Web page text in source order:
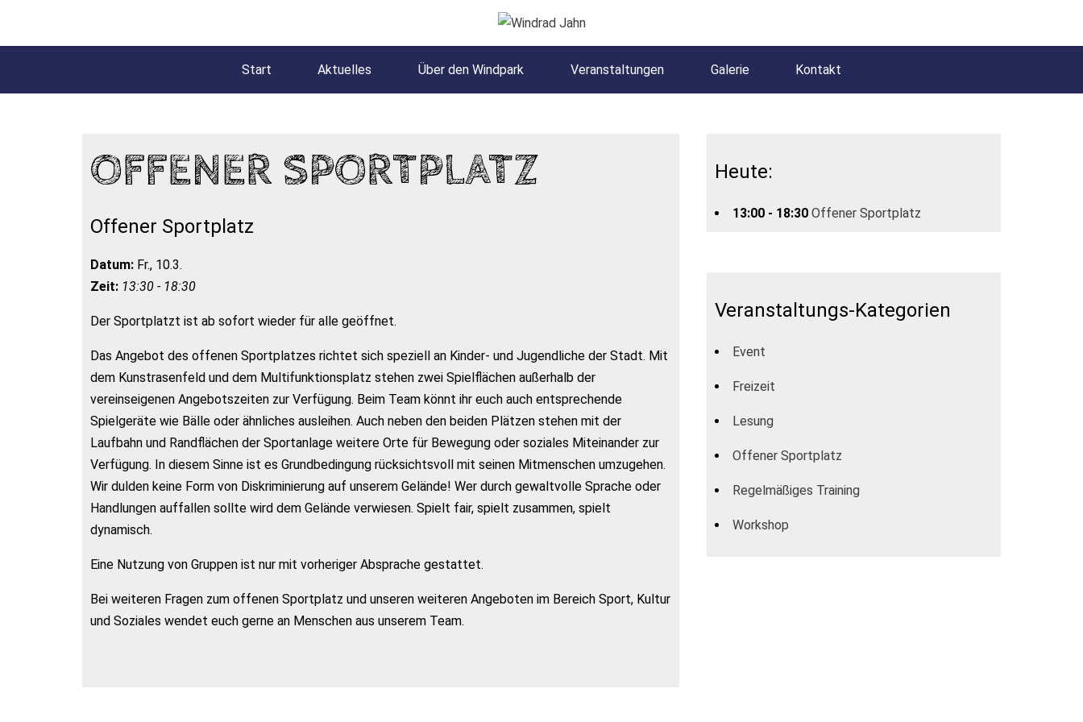
Start Aktuelles Über den Windpark Veranstaltungen Galerie Kontakt
OFFENER SPORTPLATZ
Offener Sportplatz
Datum: Fr., 10.3.
Zeit: 13:30 - 18:30
Der Sportplatzt ist ab sofort wieder für alle geöffnet.
Das Angebot des offenen Sportplatzes richtet sich speziell an Kinder- und Jugendliche der Stadt. Mit
dem Kunstrasenfeld und dem Multifunktionsplatz stehen zwei Spielflächen außerhalb der
vereinseigenen Angebotszeiten zur Verfügung. Beim Team könnt ihr euch auch entsprechende
Spielgeräte wie Bälle oder ähnliches ausleihen. Auch neben den beiden Plätzen stehen mit der
Laufbahn und Randflächen der Sportanlage weitere Orte für Bewegung oder soziales Miteinander zur
Verfügung. In diesem Sinne ist es Grundbedingung rücksichtsvoll mit seinen Mitmenschen umzugehen.
Wir dulden keine Form von Diskriminierung auf unserem Gelände! Wer durch gewaltvolle Sprache oder
Handlungen auffallen sollte wird dem Gelände verwiesen. Spielt fair, spielt zusammen, spielt
dynamisch.
Eine Nutzung von Gruppen ist nur mit vorheriger Absprache gestattet.
Bei weiteren Fragen zum offenen Sportplatz und unseren weiteren Angeboten im Bereich Sport, Kultur
und Soziales wendet euch gerne an Menschen aus unserem Team.
Heute:
13:00 - 18:30 Offener Sportplatz
Veranstaltungs-Kategorien
Event
Freizeit
Lesung
Offener Sportplatz
Regelmäßiges Training
Workshop